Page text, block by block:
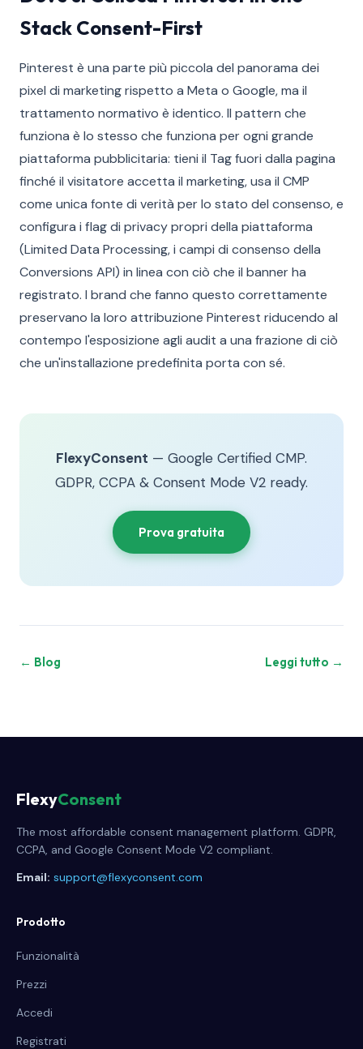
Stack Consent-First
Pinterest è una parte più piccola del panorama dei
pixel di marketing rispetto a Meta o Google, ma il
trattamento normativo è identico. Il pattern che
funziona è lo stesso che funziona per ogni grande
piattaforma pubblicitaria: tieni il Tag fuori dalla pagina
finché il visitatore accetta il marketing, usa il CMP
come unica fonte di verità per lo stato del consenso, e
configura i flag di privacy propri della piattaforma
(Limited Data Processing, i campi di consenso della
Conversions API) in linea con ciò che il banner ha
registrato. I brand che fanno questo correttamente
preservano la loro attribuzione Pinterest riducendo al
contempo l'esposizione agli audit a una frazione di ciò
che un'installazione predefinita porta con sé.
FlexyConsent — Google Certified CMP.
GDPR, CCPA & Consent Mode V2 ready.
Prova gratuita
← Blog Leggi tutto →
FlexyConsent
The most affordable consent management platform. GDPR,
CCPA, and Google Consent Mode V2 compliant.
Email: support@flexyconsent.com
Prodotto
Funzionalità
Prezzi
Accedi
Registrati